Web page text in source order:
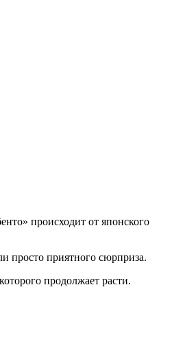
происходит от японского
просто приятного сюрприза.
продолжает расти.